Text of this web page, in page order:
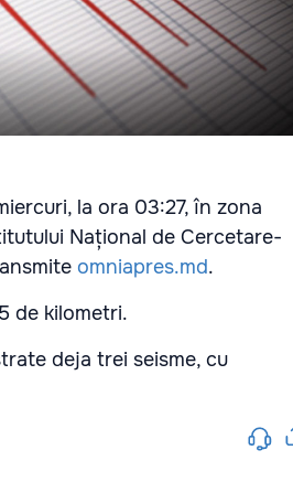
la ora 03:27, în zona
Național de Cercetare-
omniapres.md.
de kilometri.
deja trei seisme, cu